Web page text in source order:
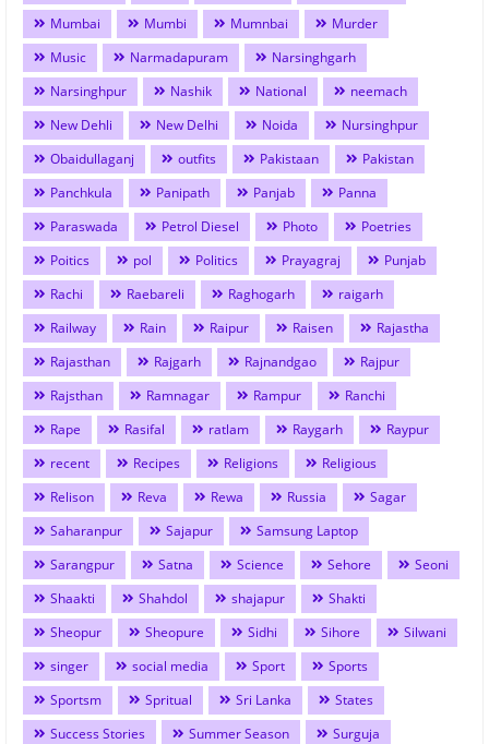
Mumbai
Mumbi Mumnbai
Murder
Music
Narmadapuram
Narsinghgarh
Narsinghpur
Nashik National
neemach
New Dehli
New Delhi Noida
Nursinghpur
Obaidullaganj
outfits Pakistaan
Pakistan
Panchkula
Panipath Panjab
Panna
Paraswada
Petrol Diesel Photo
Poetries
Poitics
pol Politics Prayagraj
Punjab
Rachi
Raebareli Raghogarh
raigarh
Railway
Rain Raipur Raisen
Rajastha
Rajasthan
Rajgarh Rajnandgao
Rajpur
Rajsthan
Ramnagar Rampur
Ranchi
Rape
Rasifal ratlam Raygarh
Raypur
recent
Recipes Religions
Religious
Relison
Reva Rewa Russia
Sagar
Saharanpur
Sajapur
Samsung Laptop
Sarangpur
Satna Science Sehore
Seoni
Shaakti
Shahdol shajapur
Shakti
Sheopur
Sheopure Sidhi Sihore
Silwani
singer
social media Sport
Sports
Sportsm
Spritual Sri Lanka
States
Success Stories
Summer Season
Surguja